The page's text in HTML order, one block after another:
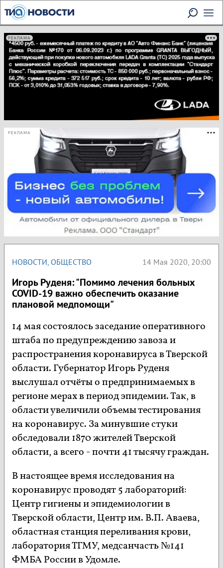
РЕКЛАМА
РЕКЛАМА
НОВОСТИ, ОБЩЕСТВО 14 Мая 2020, 20:00
Игорь Руденя: "Помимо лечения больных
COVID-19 важно обеспечить оказание
плановой медпомощи"
14 мая состоялось заседание оперативного
штаба по предупреждению завоза и
распространения коронавируса в Тверской
области. Губернатор Игорь Руденя
выслушал отчёты о предпринимаемых в
регионе мерах в период эпидемии. Так, в
области увеличили объемы тестирования
на коронавирус. За минувшие стуки
обследовали 1870 жителей Тверской
области, а всего - почти 41 тысячу граждан.
В настоящее время исследования на
коронавирус проводят 5 лабораторий:
Центр гигиены и эпидемиологии в
Тверской области, Центр им. В.П. Аваева,
областная станция переливания крови,
лаборатория ТГМУ, медсанчасть №141
ФМБА России в Удомле.